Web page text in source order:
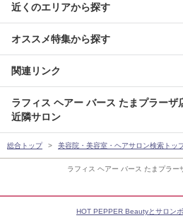
ラフィス ヘアー バース たまプラ
近くのエリアから探す
オススメ特集から探す
関連リンク
ラフィス ヘアー バース たまプラー
近隣サロン
総合トップ 美容院・美容室・ヘアサロン検索トッ
HOT PEPPER Beautyとサロン